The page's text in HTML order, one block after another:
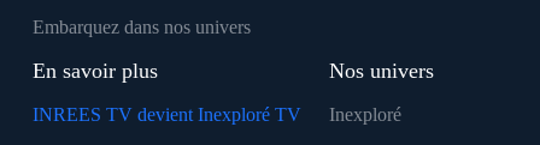
Embarquez dans nos univers
En savoir plus
INREES TV devient Inexploré TV
Nos univers
Inexploré